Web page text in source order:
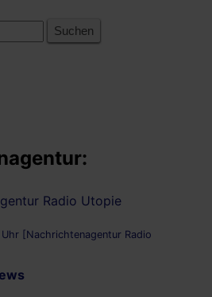
Radio Utopie
[Nachrichtenagentur Radio